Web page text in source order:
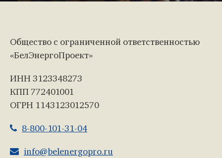
Общество с ограниченной ответственностью
«БелЭнергоПроект»
ИНН 3123348273
КПП 772401001
ОГРН 1143123012570
8-800-101-31-04
info@belenergopro.ru